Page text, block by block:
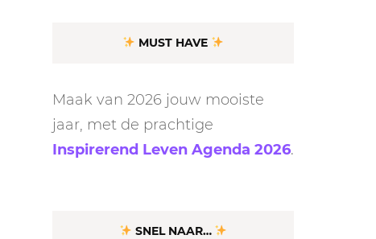
MUST HAVE
Maak van 2026 jouw mooiste
jaar, met de prachtige
Inspirerend Leven Agenda 2026.
SNEL NAAR…